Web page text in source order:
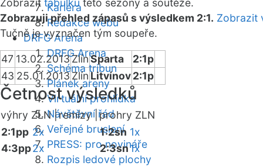
Kariéra
Redakce webu
DRFG Arena
DRFG Arena
Schéma tribun
Plánek areny
Virtuální prohlídka
Návštěvní řád
Veřejné bruslení
PRESS: pro novináře
Rozpis ledové plochy
Zobrazit tabulku této sezóny a soutěže.
Zobrazuji přehled zápasů s výsledkem 2:1. Zobrazit
Tučně je vyznačen tým soupeře.
47 13.02.2013ZlínSparta
2:1p
43 25.01.2013ZlínLitvínov2:1p
Četnost výsledků
výhry ZLN |remízy | prohry ZLN
2:1pp 2x
4:3pp2x
1:2sn 1x
2:3sn1x